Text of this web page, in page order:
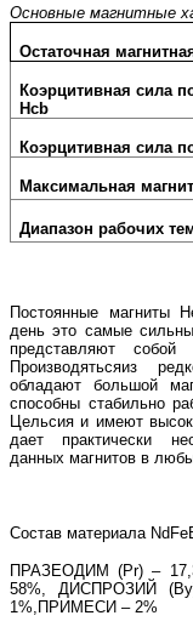
Основные магнитные
Остаточная
Коэрцитивная сила
Hcb
Коэрцитивная сила
Максимальная
Диапазон рабочих
Постоянные магниты
день это самые
представляют
Производятьсяиз
обладают большой
способны стабильно
Цельсия и имеют
дает практически
данных магнитов в
Состав материала
ПРАЗЕОДИМ (Pr) –
58%, ДИСПРОЗИЙ (Вy
1%,ПРИМЕСИ – 2%